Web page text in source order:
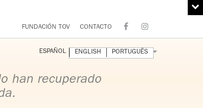
FUNDACIÓN TOV CONTACTO
han recuperado
ESPAÑOL ENGLISH PORTUGUÊS